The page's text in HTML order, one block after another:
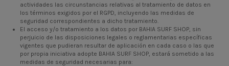
actividades las circunstancias relativas al tratamiento de datos en
los términos exigidos por el RGPD, incluyendo las medidas de
seguridad correspondientes a dicho tratamiento.
El acceso y/o tratamiento a los datos por BAHIA SURF SHOP, sin
perjuicio de las disposiciones legales o reglamentarias específicas
vigentes que pudieran resultar de aplicación en cada caso o las que
por propia iniciativa adopte BAHIA SURF SHOP, estará sometido a las
medidas de seguridad necesarias para: